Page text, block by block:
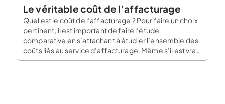
Le véritable coût de l’affacturage
Quel est le coût de l’affacturage ? Pour faire un choix
pertinent, il est important de faire l’étude
comparative en s’attachant à étudier l’ensemble des
coûts liés au service d’affacturage. Même s’il est vrai
que le taux est la mesure principale du coût total dans